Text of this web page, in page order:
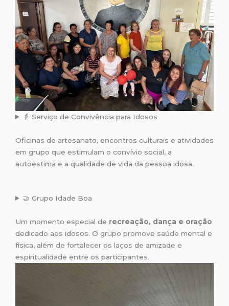
👵 Serviço de Convivência para Idosos
Oficinas de artesanato, encontros culturais e atividades
em grupo que estimulam o convívio social, a
autoestima e a qualidade de vida da pessoa idosa.
🤝 Grupo Idade Boa
Um momento especial de recreação, dança e oração
dedicado aos idosos. O grupo promove saúde mental e
física, além de fortalecer os laços de amizade e
espiritualidade entre os participantes.